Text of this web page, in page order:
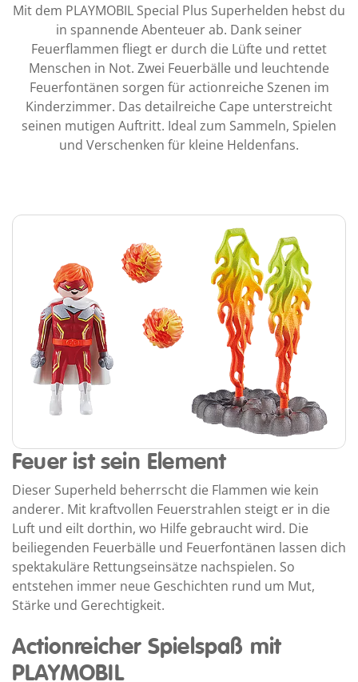
Mit dem PLAYMOBIL Special Plus Superhelden hebst du
in spannende Abenteuer ab. Dank seiner
Feuerflammen fliegt er durch die Lüfte und rettet
Menschen in Not. Zwei Feuerbälle und leuchtende
Feuerfontänen sorgen für actionreiche Szenen im
Kinderzimmer. Das detailreiche Cape unterstreicht
seinen mutigen Auftritt. Ideal zum Sammeln, Spielen
und Verschenken für kleine Heldenfans.
Feuer ist sein Element
Dieser Superheld beherrscht die Flammen wie kein
anderer. Mit kraftvollen Feuerstrahlen steigt er in die
Luft und eilt dorthin, wo Hilfe gebraucht wird. Die
beiliegenden Feuerbälle und Feuerfontänen lassen dich
spektakuläre Rettungseinsätze nachspielen. So
entstehen immer neue Geschichten rund um Mut,
Stärke und Gerechtigkeit.
Actionreicher Spielspaß mit
PLAYMOBIL